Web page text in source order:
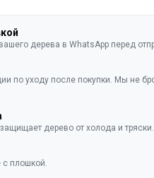
дерева в WhatsApp перед
по уходу после покупки. Мы не
дерево от холода и тряски.
с плошкой.